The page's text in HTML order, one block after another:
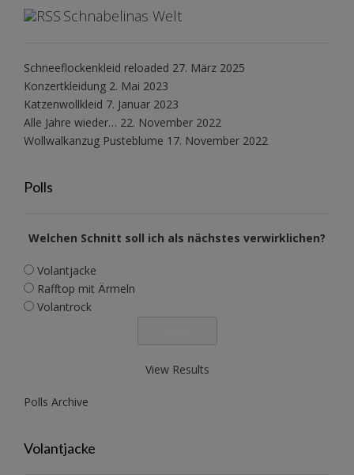
Schnabelinas Welt
Schneeflockenkleid reloaded 27. März 2025
Konzertkleidung 2. Mai 2023
Katzenwollkleid 7. Januar 2023
Alle Jahre wieder… 22. November 2022
Wollwalkanzug Pusteblume 17. November 2022
Polls
Welchen Schnitt soll ich als nächstes verwirklichen?
Volantjacke
Rafftop mit Ärmeln
Volantrock
View Results
Polls Archive
Volantjacke